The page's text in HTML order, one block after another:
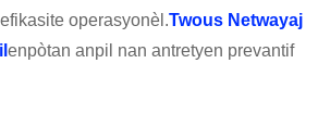
operasyonèl.Twous Netwayaj
enpòtan anpil nan antretyen prevantif